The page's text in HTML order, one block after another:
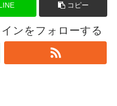
コピー
ンをフォローする